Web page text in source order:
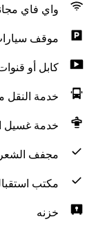
واي فاي
موقف
كابل أو
خدمة النقل
خدمة غسيل
مجفف الشعر
مكتب استقبال
خزنه